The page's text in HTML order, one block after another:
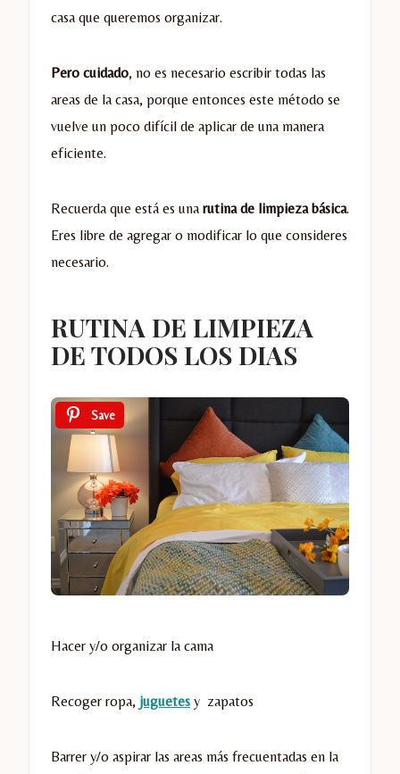
casa que queremos organizar.
Pero cuidado, no es necesario escribir todas las
areas de la casa, porque entonces este método se
vuelve un poco difícil de aplicar de una manera
eficiente.
Recuerda que está es una rutina de limpieza básica.
Eres libre de agregar o modificar lo que consideres
necesario.
RUTINA DE LIMPIEZA
DE TODOS LOS DIAS
Save
Hacer y/o organizar la cama
Recoger ropa, juguetes y zapatos
Barrer y/o aspirar las areas más frecuentadas en la